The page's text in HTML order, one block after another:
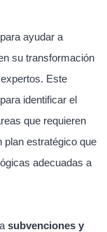
ayudar a
su transformación
Este
identificar el
que requieren
plan estratégico que
adecuadas a
subvenciones y